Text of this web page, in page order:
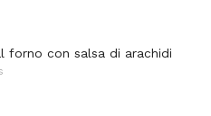
forno con salsa di arachidi